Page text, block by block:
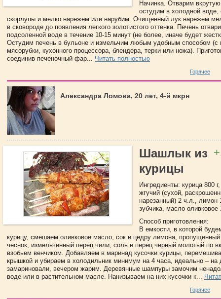
Начинка. Отварим
остудим в холодной воде,
скорлупы и мелко нарежем или нарубим. Очищенный лук нарежем
в сковороде до появления легкого золотистого оттенка. Печень
подсоленной воде в течение 10-15 минут (не более, иначе будет
Остудим печень в бульоне и измельчим любым удобным способом
мясорубки, кухонного процессора, блендера, терки или ножа).
соединив печеночный фар... Читать полностью
Горячее
Александра Ломова, 20 лет, 4-й мкрн
Шашлык из
курицы
Ингредиенты: курица 800
жгучий (сухой,
нарезанный) 2 ч.л., лимон
зубчика, масло оливковое
Способ приготовления:
В емкости, в которой
курицу, смешаем оливковое масло, сок и цедру лимона, пропущенный
чеснок, измельченный перец чили, соль и перец черный молотый по
взобьем венчиком. Добавляем в маринад кусочки курицы,
крышкой и убираем в холодильник минимум на 4 часа, идеально – на
замариновали, вечером жарим. Деревянные шампуры замочим
воде или в растительном масле. Нанизываем на них кусочки к...
Горячее